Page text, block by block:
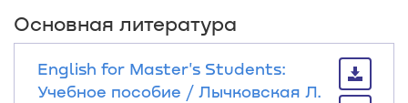
Основная литература
English for Master's Students:
Учебное пособие / Лычковская Л.